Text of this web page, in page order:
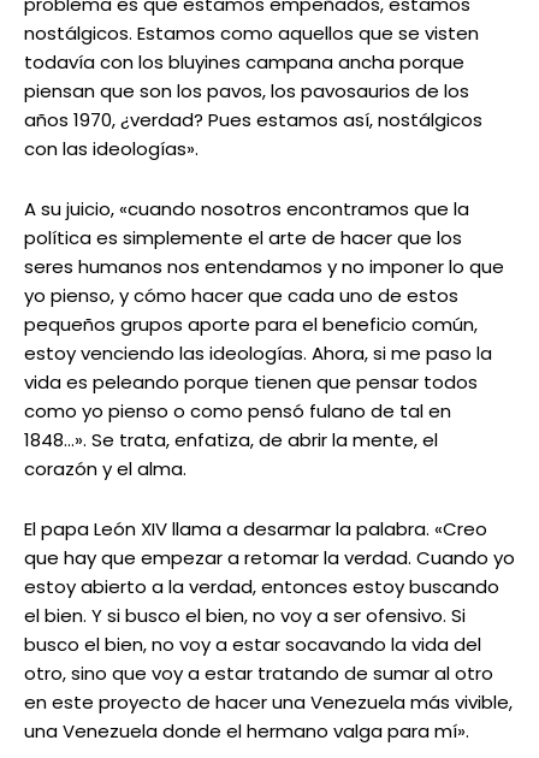
nostálgicos. Estamos como aquellos que se visten
todavía con los bluyines campana ancha porque
piensan que son los pavos, los pavosaurios de los
años 1970, ¿verdad? Pues estamos así, nostálgicos
con las ideologías».
A su juicio, «cuando nosotros encontramos que la
política es simplemente el arte de hacer que los
seres humanos nos entendamos y no imponer lo que
yo pienso, y cómo hacer que cada uno de estos
pequeños grupos aporte para el beneficio común,
estoy venciendo las ideologías. Ahora, si me paso la
vida es peleando porque tienen que pensar todos
como yo pienso o como pensó fulano de tal en
1848…». Se trata, enfatiza, de abrir la mente, el
corazón y el alma.
El papa León XIV llama a desarmar la palabra. «Creo
que hay que empezar a retomar la verdad. Cuando yo
estoy abierto a la verdad, entonces estoy buscando
el bien. Y si busco el bien, no voy a ser ofensivo. Si
busco el bien, no voy a estar socavando la vida del
otro, sino que voy a estar tratando de sumar al otro
en este proyecto de hacer una Venezuela más vivible,
una Venezuela donde el hermano valga para mí».